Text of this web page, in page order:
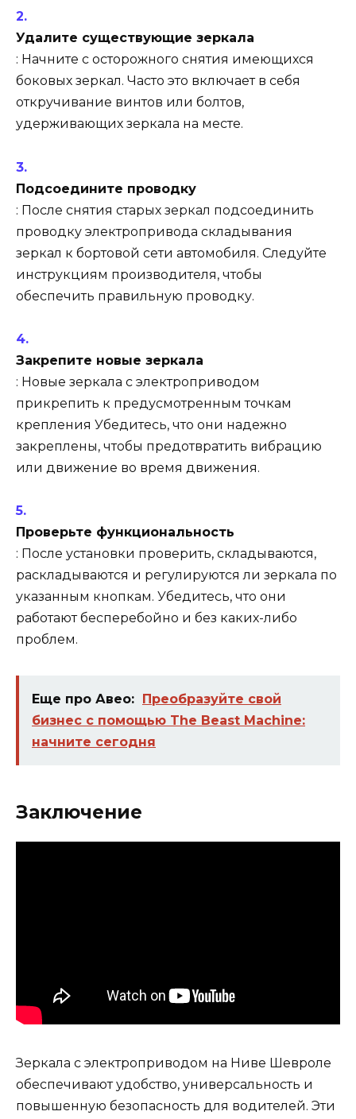
Удалите существующие зеркала
: Начните с осторожного снятия имеющихся
боковых зеркал. Часто это включает в себя
откручивание винтов или болтов,
удерживающих зеркала на месте.
Подсоедините проводку
: После снятия старых зеркал подсоединить
проводку электропривода складывания
зеркал к бортовой сети автомобиля. Следуйте
инструкциям производителя, чтобы
обеспечить правильную проводку.
Закрепите новые зеркала
: Новые зеркала с электроприводом
прикрепить к предусмотренным точкам
крепления Убедитесь, что они надежно
закреплены, чтобы предотвратить вибрацию
или движение во время движения.
Проверьте функциональность
: После установки проверить, складываются,
раскладываются и регулируются ли зеркала по
указанным кнопкам. Убедитесь, что они
работают бесперебойно и без каких-либо
проблем.
Еще про Авео: Преобразуйте свой
бизнес с помощью The Beast Machine:
начните сегодня
Заключение
Зеркала с электроприводом на Ниве Шевроле
обеспечивают удобство, универсальность и
повышенную безопасность для водителей. Эти